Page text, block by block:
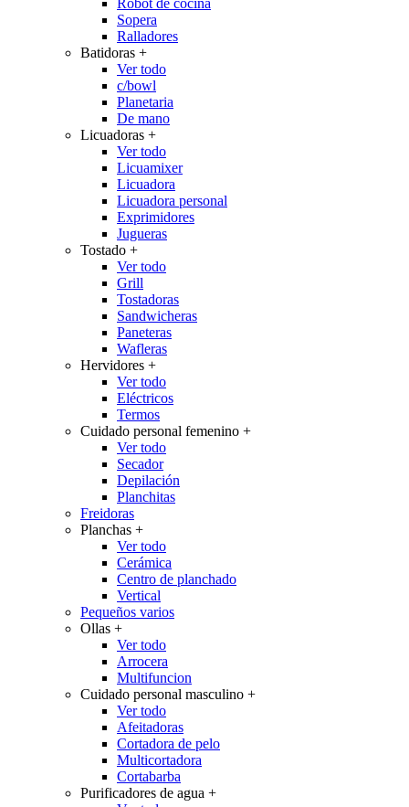
Robot de cocina
Sopera
Ralladores
Batidoras +
Ver todo
c/bowl
Planetaria
De mano
Licuadoras +
Ver todo
Licuamixer
Licuadora
Licuadora personal
Exprimidores
Jugueras
Tostado +
Ver todo
Grill
Tostadoras
Sandwicheras
Paneteras
Wafleras
Hervidores +
Ver todo
Eléctricos
Termos
Cuidado personal femenino +
Ver todo
Secador
Depilación
Planchitas
Freidoras
Planchas +
Ver todo
Cerámica
Centro de planchado
Vertical
Pequeños varios
Ollas +
Ver todo
Arrocera
Multifuncion
Cuidado personal masculino +
Ver todo
Afeitadoras
Cortadora de pelo
Multicortadora
Cortabarba
Purificadores de agua +